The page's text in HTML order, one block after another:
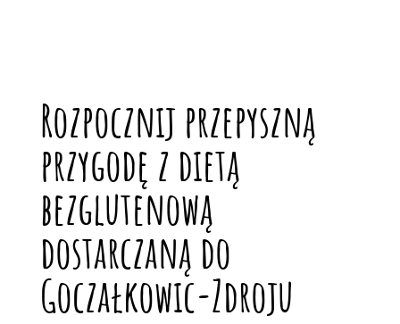
Rozpocznij przepyszną
przygodę z dietą
bezglutenową
dostarczaną do
Goczałkowic-Zdroju